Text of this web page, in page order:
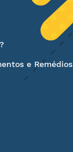
e Remédios